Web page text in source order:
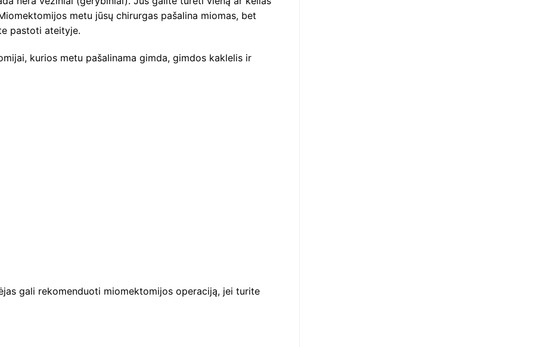
metu jūsų chirurgas pašalina miomas, bet
pastoti ateityje.
kurios metu pašalinama gimda, gimdos kaklelis ir
gali rekomenduoti miomektomijos operaciją, jei turite